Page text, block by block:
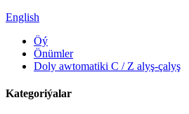
English
Öý
Önümler
Doly awtomatiki C / Z alyş-çalyş
Kategoriýalar